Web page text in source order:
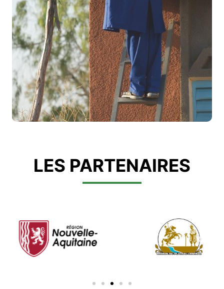
LES PARTENAIRES